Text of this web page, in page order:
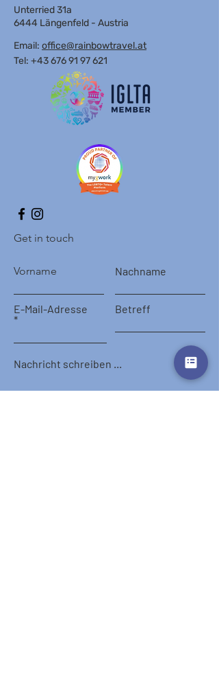
Unterried 31a
6444 Längenfeld - Austria
Email: office@rainbowtravel.at
Tel: +43 676 91 97 621
Get in touch
Vorname Nachname
E-Mail-Adresse Betreff
Nachricht schreiben ...